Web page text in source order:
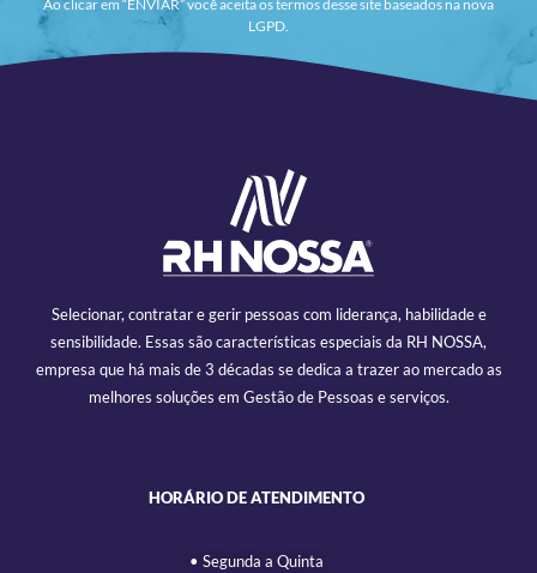
Ao clicar em “ENVIAR” você aceita os termos desse site baseados na nova
LGPD.
Selecionar, contratar e gerir pessoas com liderança, habilidade e
sensibilidade. Essas são características especiais da RH NOSSA,
empresa que há mais de 3 décadas se dedica a trazer ao mercado as
melhores soluções em Gestão de Pessoas e serviços.
HORÁRIO DE ATENDIMENTO
• Segunda a Quinta